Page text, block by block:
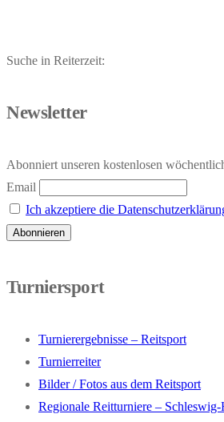
Suche in Reiterzeit:
Newsletter
Abonniert unseren kostenlosen
Email
Ich akzeptiere die
Turniersport
Turnierergebnisse – Reitsport
Turnierreiter
Bilder / Fotos aus dem Reitsport
Regionale Reitturniere –